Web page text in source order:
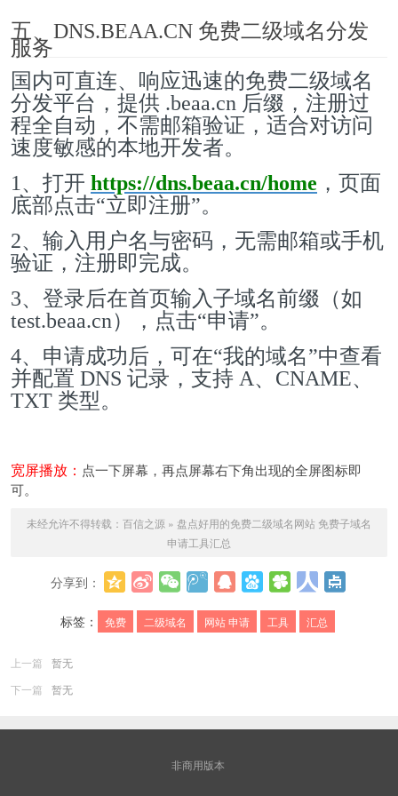
五、DNS.BEAA.CN 免费二级域名分发
服务
国内可直连、响应迅速的免费二级域名
分发平台，提供 .beaa.cn 后缀，注册过
程全自动，不需邮箱验证，适合对访问
速度敏感的本地开发者。
1、打开 https://dns.beaa.cn/home ，页面
底部点击“立即注册”。
2、输入用户名与密码，无需邮箱或手机
验证，注册即完成。
3、登录后在首页输入子域名前缀（如
test.beaa.cn），点击“申请”。
4、申请成功后，可在“我的域名”中查看
并配置 DNS 记录，支持 A、CNAME、
TXT 类型。
宽屏播放： 点一下屏幕，再点屏幕右下角出现的全屏图标即
可。
未经允许不得转载： 百信之源 » 盘点好用的免费二级域名网站 免费子域名
申请工具汇总
分享到：
标签：
免费 二级域名 网站 申请 工具 汇总
上一篇
暂无
下一篇
暂无
非商用版本